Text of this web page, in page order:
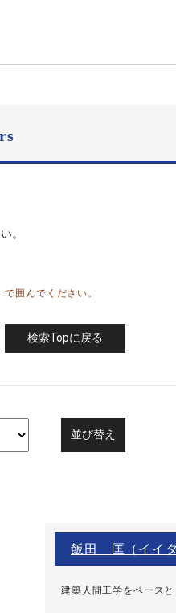
。
囲んでください。
飯田 匡（イイ
建築人間工学をベース